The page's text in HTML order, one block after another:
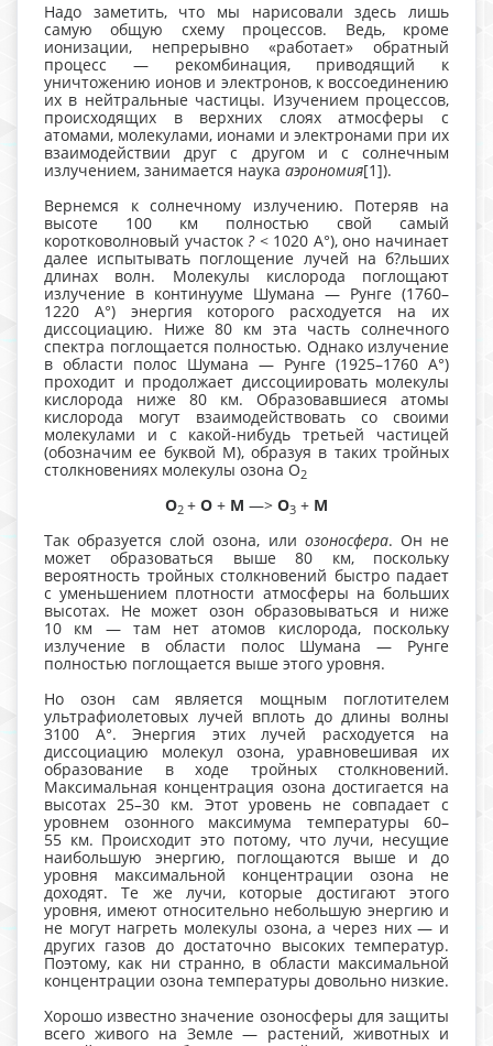
Надо заметить, что мы нарисовали здесь лишь
самую общую схему процессов. Ведь, кроме
ионизации, непрерывно «работает» обратный
процесс — рекомбинация, приводящий к
уничтожению ионов и электронов, к воссоединению
их в нейтральные частицы. Изучением процессов,
происходящих в верхних слоях атмосферы с
атомами, молекулами, ионами и электронами при их
взаимодействии друг с другом и с солнечным
излучением, занимается наука аэрономия[1]).
Вернемся к солнечному излучению. Потеряв на
высоте 100 км полностью свой самый
коротковолновый участок ?< 1020 А°), оно начинает
далее испытывать поглощение лучей на б?льших
длинах волн. Молекулы кислорода поглощают
излучение в континууме Шумана — Рунге (1760–
1220 А°) энергия которого расходуется на их
диссоциацию. Ниже 80 км эта часть солнечного
спектра поглощается полностью. Однако излучение
в области полос Шумана — Рунге (1925–1760 А°)
проходит и продолжает диссоциировать молекулы
кислорода ниже 80 км. Образовавшиеся атомы
кислорода могут взаимодействовать со своими
молекулами и с какой-нибудь третьей частицей
(обозначим ее буквой М), образуя в таких тройных
столкновениях молекулы озона O2
O2 + O + M —> O3 + M
Так образуется слой озона, или озоносфера. Он не
может образоваться выше 80 км, поскольку
вероятность тройных столкновений быстро падает
с уменьшением плотности атмосферы на больших
высотах. Не может озон образовываться и ниже
10 км — там нет атомов кислорода, поскольку
излучение в области полос Шумана — Рунге
полностью поглощается выше этого уровня.
Но озон сам является мощным поглотителем
ультрафиолетовых лучей вплоть до длины волны
3100 А°. Энергия этих лучей расходуется на
диссоциацию молекул озона, уравновешивая их
образование в ходе тройных столкновений.
Максимальная концентрация озона достигается на
высотах 25–30 км. Этот уровень не совпадает с
уровнем озонного максимума температуры 60–
55 км. Происходит это потому, что лучи, несущие
наибольшую энергию, поглощаются выше и до
уровня максимальной концентрации озона не
доходят. Те же лучи, которые достигают этого
уровня, имеют относительно небольшую энергию и
не могут нагреть молекулы озона, а через них — и
других газов до достаточно высоких температур.
Поэтому, как ни странно, в области максимальной
концентрации озона температуры довольно низкие.
Хорошо известно значение озоносферы для защиты
всего живого на Земле — растений, животных и